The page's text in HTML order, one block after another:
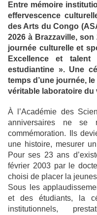
Entre mémoire
effervescence
des Arts du Congo
2026 à Brazzaville,
journée culturelle et
Excellence et
estudiantine ». Une
temps d’une journée,
véritable laboratoire du
À l’Académie des
anniversaires ne se
commémoration. Ils
une histoire, mesurer
Pour ses 23 ans
février 2003 par le
choisi de placer la
Sous les
et des étudiants, la
institutionnels,